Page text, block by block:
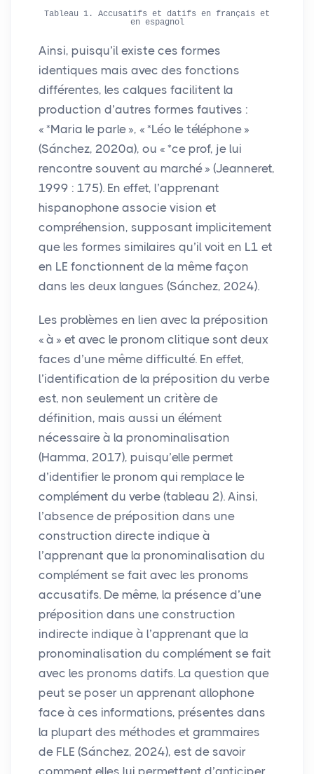
Tableau 1. Accusatifs et datifs en français et
en espagnol
Ainsi, puisqu’il existe ces formes
identiques mais avec des fonctions
différentes, les calques facilitent la
production d’autres formes fautives :
« *Maria le parle », « *Léo le téléphone »
(Sánchez, 2020a), ou « *ce prof, je lui
rencontre souvent au marché » (Jeanneret,
1999 : 175). En effet, l’apprenant
hispanophone associe vision et
compréhension, supposant implicitement
que les formes similaires qu’il voit en L1 et
en LE fonctionnent de la même façon
dans les deux langues (Sánchez, 2024).
Les problèmes en lien avec la préposition
« à » et avec le pronom clitique sont deux
faces d’une même difficulté. En effet,
l’identification de la préposition du verbe
est, non seulement un critère de
définition, mais aussi un élément
nécessaire à la pronominalisation
(Hamma, 2017), puisqu’elle permet
d’identifier le pronom qui remplace le
complément du verbe (tableau 2). Ainsi,
l’absence de préposition dans une
construction directe indique à
l’apprenant que la pronominalisation du
complément se fait avec les pronoms
accusatifs. De même, la présence d’une
préposition dans une construction
indirecte indique à l’apprenant que la
pronominalisation du complément se fait
avec les pronoms datifs. La question que
peut se poser un apprenant allophone
face à ces informations, présentes dans
la plupart des méthodes et grammaires
de FLE (Sánchez, 2024), est de savoir
comment elles lui permettent d’anticiper